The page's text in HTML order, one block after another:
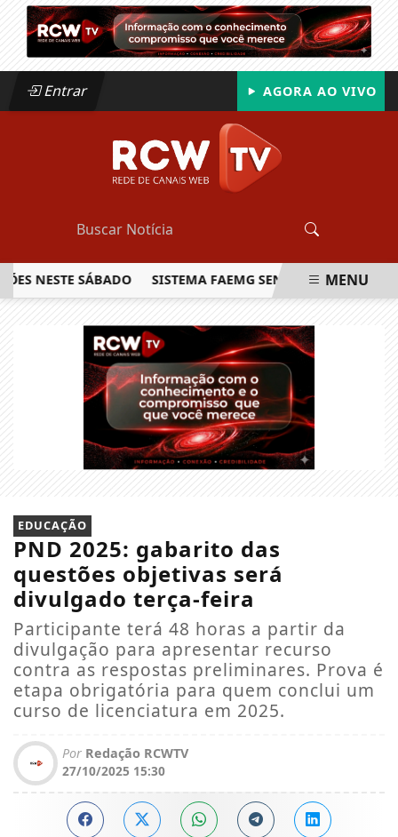
Entrar AGORA AO VIVO
SÁBADO SISTEMA FAEMG SENAR LANÇA O PRIMEIRO
MENU
EDUCAÇÃO
PND 2025: gabarito das
questões objetivas será
divulgado terça-feira
Participante terá 48 horas a partir da
divulgação para apresentar recurso
contra as respostas preliminares. Prova é
etapa obrigatória para quem conclui um
curso de licenciatura em 2025.
Por Redação RCWTV
27/10/2025 15:30